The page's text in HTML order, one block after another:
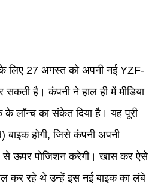
लिए 27 अगस्त को अपनी नई YZF-
सकती है। कंपनी ने हाल ही में मीडिया
के लॉन्च का संकेत दिया है। यह पूरी
होगी, जिसे कंपनी अपनी
से ऊपर पोजिशन करेगी। खास कर ऐसे
कर रहे थे उन्हें इस नई बाइक का लंबे